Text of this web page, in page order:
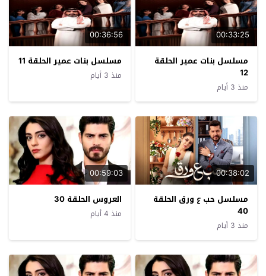
00:33:25
مسلسل بنات عمير الحلقة
12
منذ 3 أيام
00:36:56
مسلسل بنات عمير الحلقة 11
منذ 3 أيام
00:38:02
مسلسل حب ع ورق الحلقة
40
منذ 3 أيام
00:59:03
العروس الحلقة 30
منذ 4 أيام